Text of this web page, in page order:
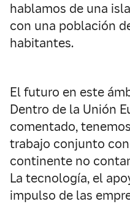
hablamos de una
con una población
habitantes.
El futuro en este
Dentro de la Unión
comentado,
trabajo conjunto
continente no
La tecnología, el
impulso de las